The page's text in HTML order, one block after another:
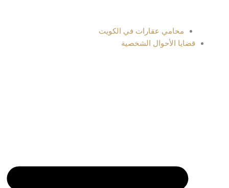
محامي عقارات في الكويت
قضايا الأحوال الشخصية